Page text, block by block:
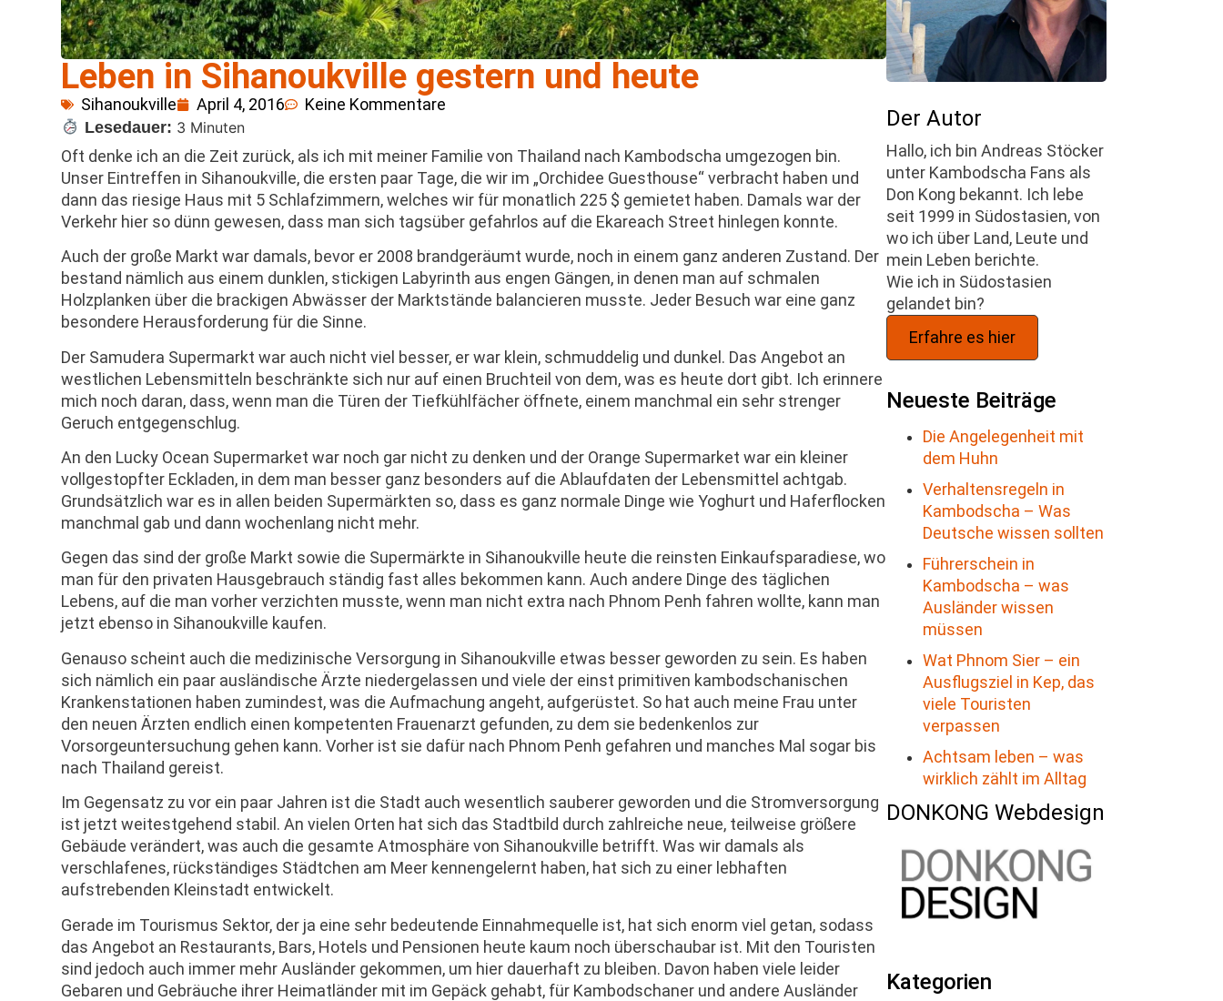
Leben in Sihanoukville gestern und heute
Sihanoukville April 4, 2016 Keine Kommentare
Lesedauer: 3 Minuten
Oft denke ich an die Zeit zurück, als ich mit meiner Familie von Thailand nach Kambodscha umgezogen bin.
Unser Eintreffen in Sihanoukville, die ersten paar Tage, die wir im „Orchidee Guesthouse“ verbracht haben und
dann das riesige Haus mit 5 Schlafzimmern, welches wir für monatlich 225 $ gemietet haben. Damals war der
Verkehr hier so dünn gewesen, dass man sich tagsüber gefahrlos auf die Ekareach Street hinlegen konnte.
Auch der große Markt war damals, bevor er 2008 brandgeräumt wurde, noch in einem ganz anderen Zustand. Der
bestand nämlich aus einem dunklen, stickigen Labyrinth aus engen Gängen, in denen man auf schmalen
Holzplanken über die brackigen Abwässer der Marktstände balancieren musste. Jeder Besuch war eine ganz
besondere Herausforderung für die Sinne.
Der Samudera Supermarkt war auch nicht viel besser, er war klein, schmuddelig und dunkel. Das Angebot an
westlichen Lebensmitteln beschränkte sich nur auf einen Bruchteil von dem, was es heute dort gibt. Ich erinnere
mich noch daran, dass, wenn man die Türen der Tiefkühlfächer öffnete, einem manchmal ein sehr strenger
Geruch entgegenschlug.
An den Lucky Ocean Supermarket war noch gar nicht zu denken und der Orange Supermarket war ein kleiner
vollgestopfter Eckladen, in dem man besser ganz besonders auf die Ablaufdaten der Lebensmittel achtgab.
Grundsätzlich war es in allen beiden Supermärkten so, dass es ganz normale Dinge wie Yoghurt und Haferflocken
manchmal gab und dann wochenlang nicht mehr.
Gegen das sind der große Markt sowie die Supermärkte in Sihanoukville heute die reinsten Einkaufsparadiese, wo
man für den privaten Hausgebrauch ständig fast alles bekommen kann. Auch andere Dinge des täglichen
Lebens, auf die man vorher verzichten musste, wenn man nicht extra nach Phnom Penh fahren wollte, kann man
jetzt ebenso in Sihanoukville kaufen.
Genauso scheint auch die medizinische Versorgung in Sihanoukville etwas besser geworden zu sein. Es haben
sich nämlich ein paar ausländische Ärzte niedergelassen und viele der einst primitiven kambodschanischen
Krankenstationen haben zumindest, was die Aufmachung angeht, aufgerüstet. So hat auch meine Frau unter
den neuen Ärzten endlich einen kompetenten Frauenarzt gefunden, zu dem sie bedenkenlos zur
Vorsorgeuntersuchung gehen kann. Vorher ist sie dafür nach Phnom Penh gefahren und manches Mal sogar bis
nach Thailand gereist.
Im Gegensatz zu vor ein paar Jahren ist die Stadt auch wesentlich sauberer geworden und die Stromversorgung
ist jetzt weitestgehend stabil. An vielen Orten hat sich das Stadtbild durch zahlreiche neue, teilweise größere
Gebäude verändert, was auch die gesamte Atmosphäre von Sihanoukville betrifft. Was wir damals als
verschlafenes, rückständiges Städtchen am Meer kennengelernt haben, hat sich zu einer lebhaften
aufstrebenden Kleinstadt entwickelt.
Gerade im Tourismus Sektor, der ja eine sehr bedeutende Einnahmequelle ist, hat sich enorm viel getan, sodass
das Angebot an Restaurants, Bars, Hotels und Pensionen heute kaum noch überschaubar ist. Mit den Touristen
sind jedoch auch immer mehr Ausländer gekommen, um hier dauerhaft zu bleiben. Davon haben viele leider
Gebaren und Gebräuche ihrer Heimatländer mit im Gepäck gehabt, für Kambodschaner und andere Ausländer
Der Autor
Hallo, ich bin Andreas Stöcker
unter Kambodscha Fans als
Don Kong bekannt. Ich lebe
seit 1999 in Südostasien, von
wo ich über Land, Leute und
mein Leben berichte.
Wie ich in Südostasien
gelandet bin?
Erfahre es hier
Neueste Beiträge
Die Angelegenheit mit
dem Huhn
Verhaltensregeln in
Kambodscha – Was
Deutsche wissen sollten
Führerschein in
Kambodscha – was
Ausländer wissen
müssen
Wat Phnom Sier – ein
Ausflugsziel in Kep, das
viele Touristen
verpassen
Achtsam leben – was
wirklich zählt im Alltag
DONKONG Webdesign
Kategorien